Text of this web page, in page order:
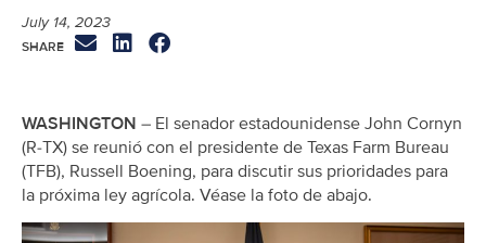
July 14, 2023
WASHINGTON – El senador estadounidense John Cornyn
(R-TX) se reunió con el presidente de Texas Farm Bureau
(TFB), Russell Boening, para discutir sus prioridades para
la próxima ley agrícola. Véase la foto de abajo.